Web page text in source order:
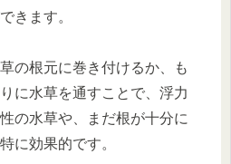
きます。
の根元に巻き付けるか、も
に水草を通すことで、浮力
の水草や、まだ根が十分に
に効果的です。